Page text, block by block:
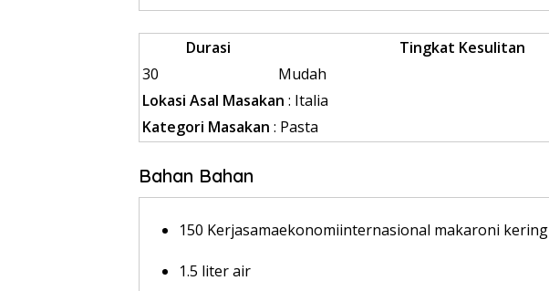
Durasi Tingkat Kesulitan
30
Mudah
Lokasi Asal Masakan : Italia
Kategori Masakan : Pasta
Bahan Bahan
150 Kerjasamaekonomiinternasional makaroni kering
1.5 liter air